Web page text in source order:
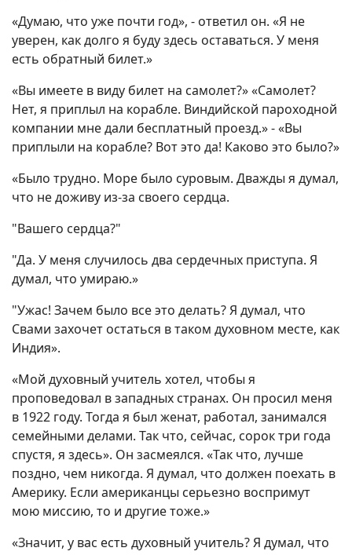
«Думаю, что уже почти год», - ответил он. «Я не
уверен, как долго я буду здесь оставаться. У меня
есть обратный билет.»
«Вы имеете в виду билет на самолет?» «Самолет?
Нет, я приплыл на корабле. Виндийской пароходной
компании мне дали бесплатный проезд.» - «Вы
приплыли на корабле? Вот это да! Каково это было?»
«Было трудно. Море было суровым. Дважды я думал,
что не доживу из-за своего сердца.
"Вашего сердца?"
"Да. У меня случилось два сердечных приступа. Я
думал, что умираю.»
"Ужас! Зачем было все это делать? Я думал, что
Свами захочет остаться в таком духовном месте, как
Индия».
«Мой духовный учитель хотел, чтобы я
проповедовал в западных странах. Он просил меня
в 1922 году. Тогда я был женат, работал, занимался
семейными делами. Так что, сейчас, сорок три года
спустя, я здесь». Он засмеялся. «Так что, лучше
поздно, чем никогда. Я думал, что должен поехать в
Америку. Если американцы серьезно воспримут
мою миссию, то и другие тоже.»
«Значит, у вас есть духовный учитель? Я думал, что